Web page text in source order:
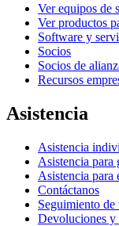
Ver equipos de
Ver productos
Software y
Socios
Socios de
Recursos
Asistencia
Asistencia
Asistencia para
Asistencia para
Contáctanos
Seguimiento de
Devoluciones y